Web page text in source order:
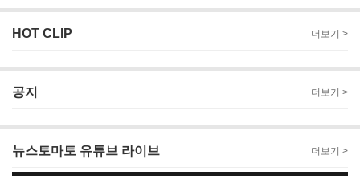
HOT CLIP 더보기 >
공지 더보기 >
뉴스토마토 유튜브 라이브 더보기 >